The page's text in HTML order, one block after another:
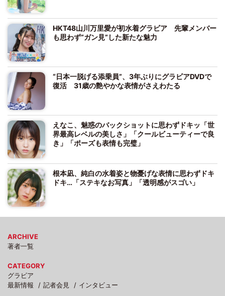
HKT48山川万里愛が初水着グラビア 先輩メンバー
も思わず“ガン見”した新たな魅力
“日本一脱げる添乗員”、3年ぶりにグラビアDVDで
復活 31歳の艶やかな表情がさえわたる
えなこ、魅惑のバックショットに思わずドキッ「世
界最高レベルの美しさ」「クールビューティーで良
き」「ポーズも表情も完璧」
根本凪、純白の水着姿と物憂げな表情に思わずドキ
ドキ…「ステキなお写真」「透明感がスゴい」
ARCHIVE
著者一覧
CATEGORY
グラビア
最新情報
記者会見 インタビュー